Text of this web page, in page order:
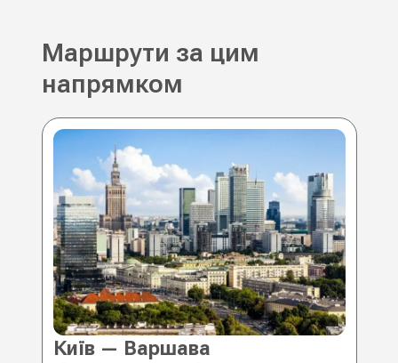
Маршрути за цим
напрямком
Київ — Варшава